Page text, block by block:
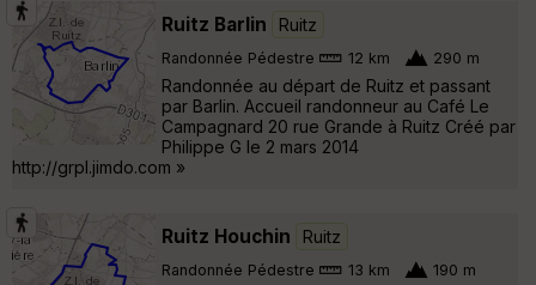
Ruitz Barlin Ruitz
Randonnée Pédestre 12 km 290 m
Randonnée au départ de Ruitz et passant
par Barlin. Accueil randonneur au Café Le
Campagnard 20 rue Grande à Ruitz Créé par
Philippe G le 2 mars 2014
http://grpl.jimdo.com »
Ruitz Houchin Ruitz
Randonnée Pédestre 13 km 190 m